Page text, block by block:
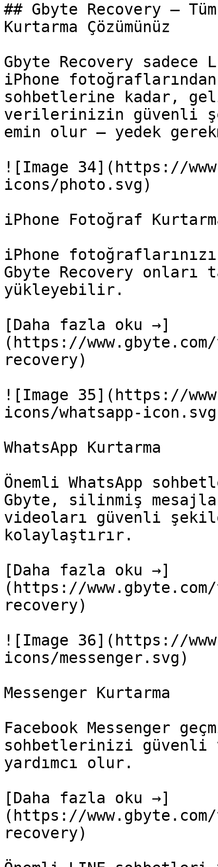
## Gbyte Recovery —
Kurtarma Çözümünüz
Gbyte Recovery
iPhone fotoğraflarından
sohbetlerine kadar,
verilerinizin güvenli
emin olur — yedek
![Image 34](https://
icons/photo.svg)
iPhone Fotoğraf
iPhone
Gbyte Recovery
yükleyebilir.
[Daha fazla oku →]
(https://
recovery)
![Image 35](https://
icons/whatsapp-
WhatsApp Kurtarma
Önemli WhatsApp
Gbyte, silinmiş
videoları güvenli
kolaylaştırır.
[Daha fazla oku →]
(https://
recovery)
![Image 36](https://
icons/messenger.svg)
Messenger Kurtarma
Facebook Messenger
sohbetlerinizi güvenli
yardımcı olur.
[Daha fazla oku →]
(https://
recovery)